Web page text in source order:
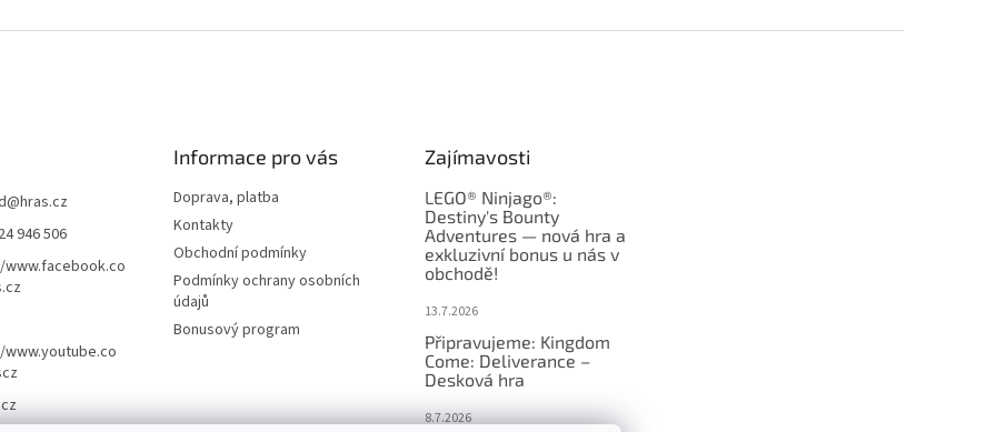
@hras.cz
946 506
Informace pro vás
Doprava, platba
Kontakty
Obchodní podmínky
Podmínky ochrany osobních
údajů
Bonusový program
Zajímavosti
LEGO® Ninjago®:
Destiny's Bounty
Adventures — nová hra a
exkluzivní bonus u nás v
obchodě!
13.7.2026
Připravujeme: Kingdom
Come: Deliverance –
Desková hra
8.7.2026